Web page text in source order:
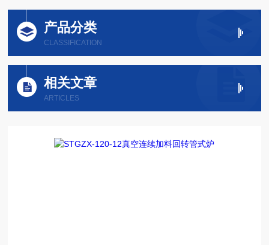
产品分类
CLASSIFICATION
相关文章
ARTICLES